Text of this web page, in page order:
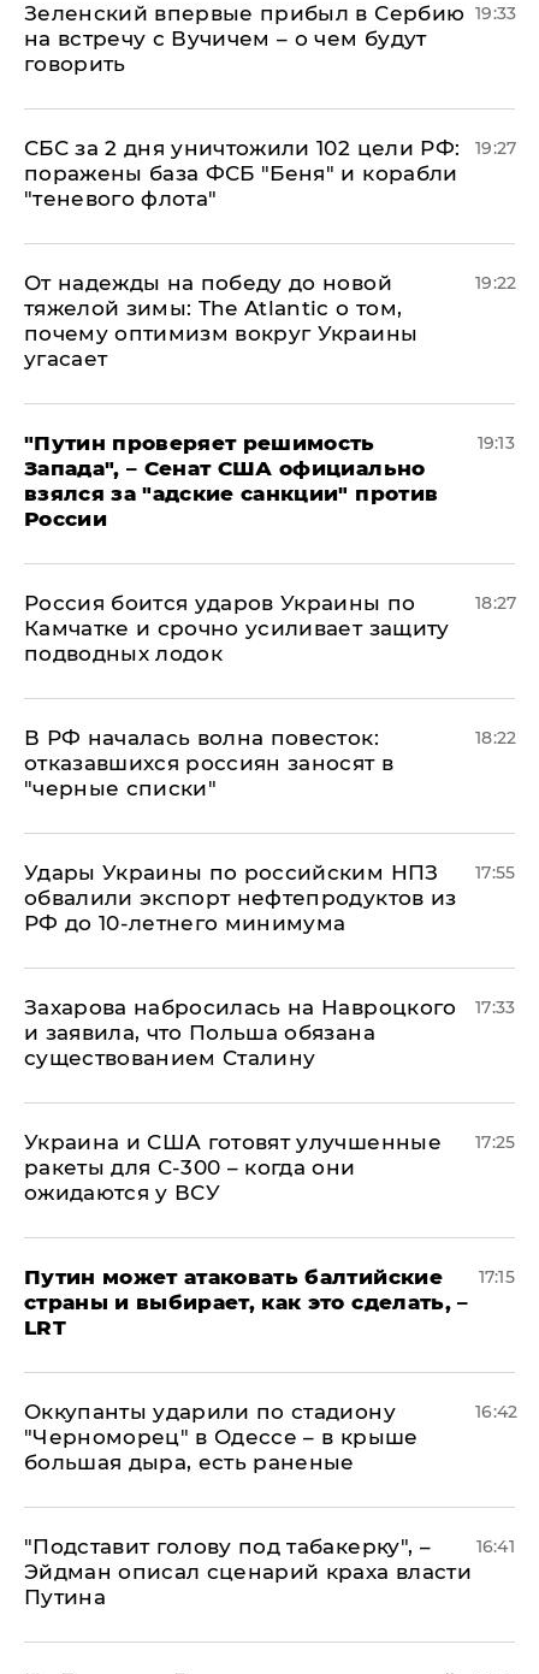
Зеленский впервые прибыл в Сербию
на встречу с Вучичем – о чем будут
говорить
19:33
СБС за 2 дня уничтожили 102 цели РФ:
поражены база ФСБ "Беня" и корабли
"теневого флота"
19:27
От надежды на победу до новой
тяжелой зимы: The Atlantic о том,
почему оптимизм вокруг Украины
угасает
19:22
"Путин проверяет решимость
Запада", – Сенат США официально
взялся за "адские санкции" против
России
19:13
Россия боится ударов Украины по
Камчатке и срочно усиливает защиту
подводных лодок
18:27
​В РФ началась волна повесток:
отказавшихся россиян заносят в
"черные списки"
18:22
Удары Украины по российским НПЗ
обвалили экспорт нефтепродуктов из
РФ до 10-летнего минимума
17:55
​Захарова набросилась на Навроцкого
и заявила, что Польша обязана
существованием Сталину
17:33
Украина и США готовят улучшенные
ракеты для С-300 – когда они
ожидаются у ВСУ
17:25
Путин может атаковать балтийские
страны и выбирает, как это сделать, –
LRT
17:15
Оккупанты ударили по стадиону
"Черноморец" в Одессе – в крыше
большая дыра, есть раненые
16:42
​"Подставит голову под табакерку", –
Эйдман описал сценарий краха власти
Путина
16:41